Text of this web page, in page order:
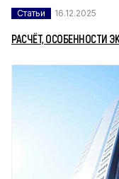
Статьи 16.12.2025
РАСЧЁТ, ОСОБЕННОСТИ